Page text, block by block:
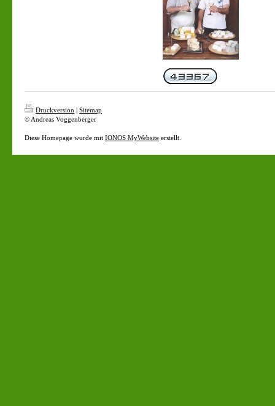
Druckversion | Sitemap
© Andreas Voggenberger
Diese Homepage wurde mit IONOS MyWebsite erstellt.